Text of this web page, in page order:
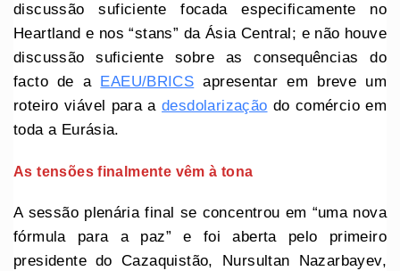
discussão suficiente focada especificamente no
Heartland e nos “stans” da Ásia Central; e não houve
discussão suficiente sobre as consequências do
facto de a
EAEU/BRICS apresentar em breve um
roteiro viável para adesdolarização do comércio em
toda a Eurásia.
As tensões finalmente vêm à tona
A sessão plenária final se concentrou em “uma nova
fórmula para a paz” e foi aberta pelo primeiro
presidente do Cazaquistão, Nursultan Nazarbayev,